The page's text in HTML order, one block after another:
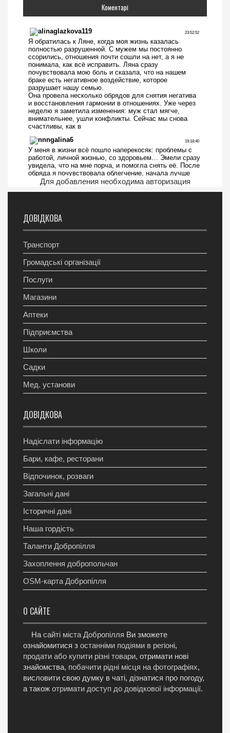
Коментарі
Для добавления необходима авторизация
ДОВІДКОВА
Транспорт
Громадські організації
Послуги
Магазини
Аптеки
Підприємства
Школи
Садки
Мед. установи
ДОВІДКОВА
Надіслати інформацію
Бари, кафе, ресторани
Відпочинок, розваги
Загальні дані
Історичні дані
Наша гордість
Таланти Добропілля
Захоплення добропольчан
OSM-карта Добропілля
О САЙТЕ
На сайті міста Добропілля Ви зможете
ознайомитися з останніми подіями в регіоні,
продати або купити різні товари, отримати нові
знайомства, побачити рідні місця на фотографіях,
висловити свою думку в чаті, дізнатися про погоду,
а також отримати доступ до довідкової інформації.